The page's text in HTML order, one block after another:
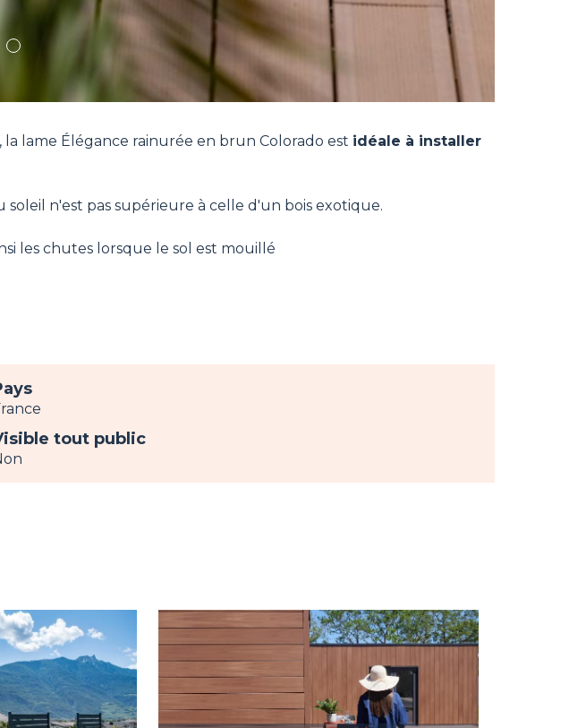
3
lame Élégance rainurée en brun Colorado est idéale à installer
soleil n'est pas supérieure à celle d'un bois exotique.
les chutes lorsque le sol est mouillé
tout public